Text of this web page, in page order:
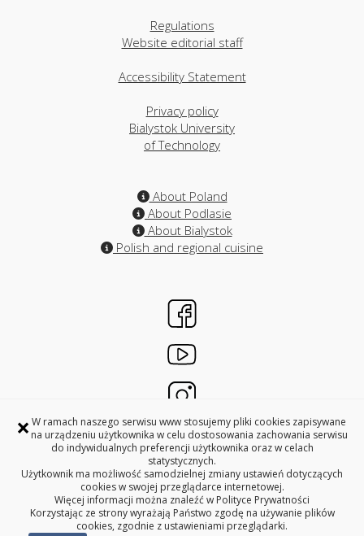
× W ramach naszego serwisu www stosujemy pliki cookies zapisywane
na urządzeniu użytkownika w celu dostosowania zachowania serwisu
do indywidualnych preferencji użytkownika oraz w celach
statystycznych.
Użytkownik ma możliwość samodzielnej zmiany ustawień dotyczących
cookies w swojej przeglądarce internetowej.
Więcej informacji można znaleźć w Polityce Prywatności
Korzystając ze strony wyrażają Państwo zgodę na używanie plików
cookies, zgodnie z ustawieniami przeglądarki.
Regulations
Website editorial staff
Accessibility Statement
Privacy policy
Bialystok University
of Technology
About Poland
About Podlasie
About Bialystok
Polish and regional cuisine
INTERNATIONAL RELATIONS OFFICES
BIALYSTOK UNIVERSITY OF TECHNOLOGY
45A, Wiejska Street, 15-351 Bialystok, Poland
28C, 29C, 31C i 33C rooms